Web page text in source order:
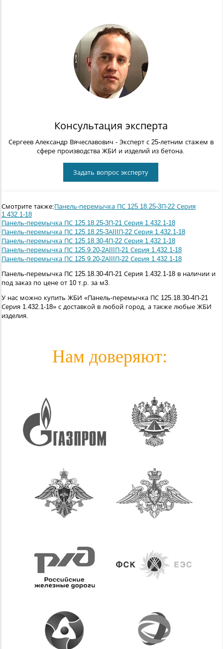
Консультация эксперта
Сергеев Александр Вячеславович - Эксперт с 25-летним стажем в
сфере производства ЖБИ и изделий из бетона.
Задать вопрос эксперту
Смотрите также:Панель-перемычка ПС 125.18.25-3П-22 Серия
1.432.1-18
Панель-перемычка ПС 125.18.25-3П-21 Серия 1.432.1-18
Панель-перемычка ПС 125.18.25-3АIIIП-22 Серия 1.432.1-18
Панель-перемычка ПС 125.18.30-4П-22 Серия 1.432.1-18
Панель-перемычка ПС 125.9.20-2АIIIП-21 Серия 1.432.1-18
Панель-перемычка ПС 125.9.20-2АIIIП-22 Серия 1.432.1-18
Панель-перемычка ПС 125.18.30-4П-21 Серия 1.432.1-18 в наличии и
под заказ по цене от 10 т.р. за м3.
У нас можно купить ЖБИ «Панель-перемычка ПС 125.18.30-4П-21
Серия 1.432.1-18» с доставкой в любой город, а также любые ЖБИ
изделия.
Нам доверяют: